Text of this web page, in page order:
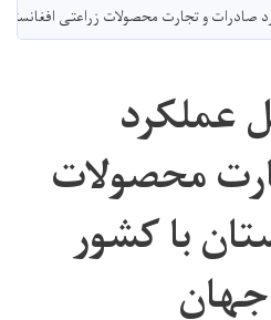
دانګل
صادرات و تجارت محصولات زراعتی
عملکرد
محصولات
با کشور